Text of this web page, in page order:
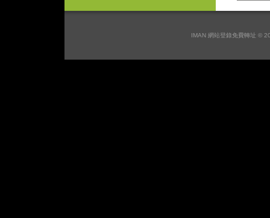
IMAN 網站登錄免費轉址 ©